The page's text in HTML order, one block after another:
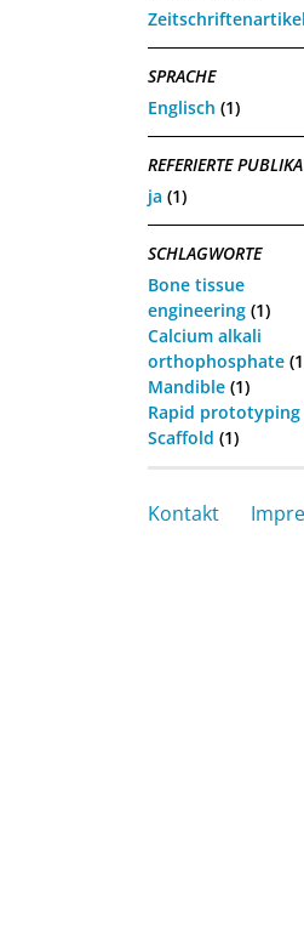
Zeitschriftenartikel
SPRACHE
Englisch (1)
REFERIERTE
ja (1)
SCHLAGWORTE
Bone tissue
engineering (1)
Calcium alkali
orthophosphate
Mandible (1)
Rapid prototyping
Scaffold (1)
Kontakt